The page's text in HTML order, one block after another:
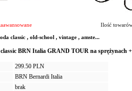
Ilość
classic , old-school , vintage , amste...
classic BRN Italia GRAND TOUR na sprężynach
299.50 PLN
BRN Bernardi Italia
brak